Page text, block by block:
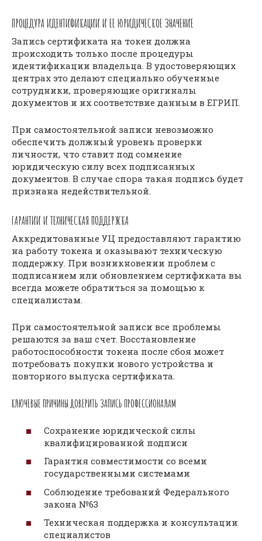
ПРОЦЕДУРА ИДЕНТИФИКАЦИИ И ЕЕ ЮРИДИЧЕСКОЕ ЗНАЧЕНИЕ
Запись сертификата на токен должна
происходить только после процедуры
идентификации владельца. В удостоверяющих
центрах это делают специально обученные
сотрудники, проверяющие оригиналы
документов и их соответствие данным в ЕГРИП.
При самостоятельной записи невозможно
обеспечить должный уровень проверки
личности, что ставит под сомнение
юридическую силу всех подписанных
документов. В случае спора такая подпись будет
признана недействительной.
ГАРАНТИИ И ТЕХНИЧЕСКАЯ ПОДДЕРЖКА
Аккредитованные УЦ предоставляют гарантию
на работу токена и оказывают техническую
поддержку. При возникновении проблем с
подписанием или обновлением сертификата вы
всегда можете обратиться за помощью к
специалистам.
При самостоятельной записи все проблемы
решаются за ваш счет. Восстановление
работоспособности токена после сбоя может
потребовать покупки нового устройства и
повторного выпуска сертификата.
КЛЮЧЕВЫЕ ПРИЧИНЫ ДОВЕРИТЬ ЗАПИСЬ ПРОФЕССИОНАЛАМ
Сохранение юридической силы
квалифицированной подписи
Гарантия совместимости со всеми
государственными системами
Соблюдение требований Федерального
закона №63
Техническая поддержка и консультации
специалистов